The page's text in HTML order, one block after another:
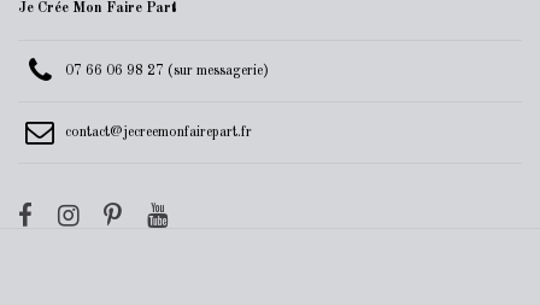
Je Crée Mon Faire Part
07 66 06 98 27 (sur messagerie)
contact@jecreemonfairepart.fr